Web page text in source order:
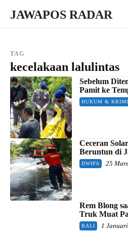
JAWAPOS RADAR
TAG
kecelakaan lalulintas
Sebelum
Pamit ke
HUKUM &
Ceceran
Beruntun di
DWIPA 25
Rem Blong
Truk Muat
BALI 1